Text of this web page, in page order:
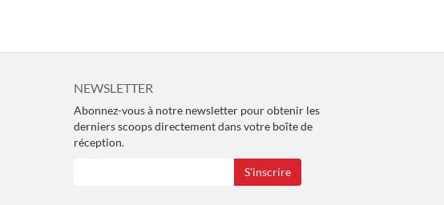
NEWSLETTER
Abonnez-vous à notre newsletter pour obtenir les
derniers scoops directement dans votre boîte de
réception.
S’inscrire